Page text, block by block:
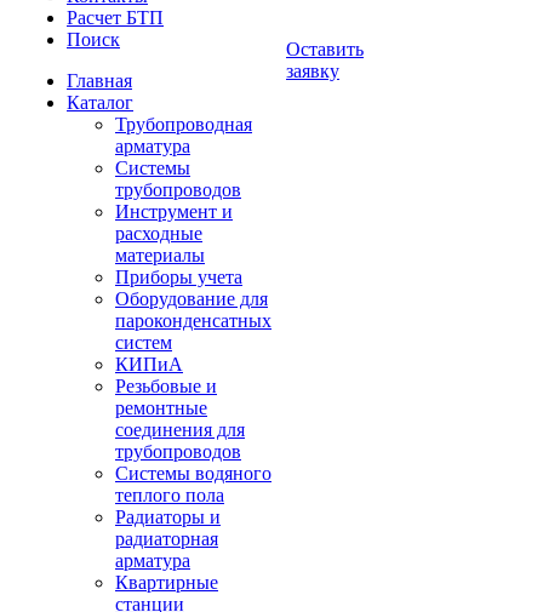
Расчет БТП
Поиск
Главная
Каталог
Трубопроводная
арматура
Системы
трубопроводов
Инструмент и
расходные
материалы
Приборы учета
Оборудование для
пароконденсатных
систем
КИПиА
Резьбовые и
ремонтные
соединения для
трубопроводов
Системы водяного
теплого пола
Радиаторы и
радиаторная
арматура
Квартирные
станции
Оставить
заявку